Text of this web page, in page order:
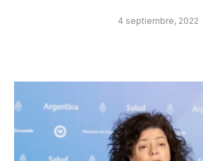
4 septiembre, 2022